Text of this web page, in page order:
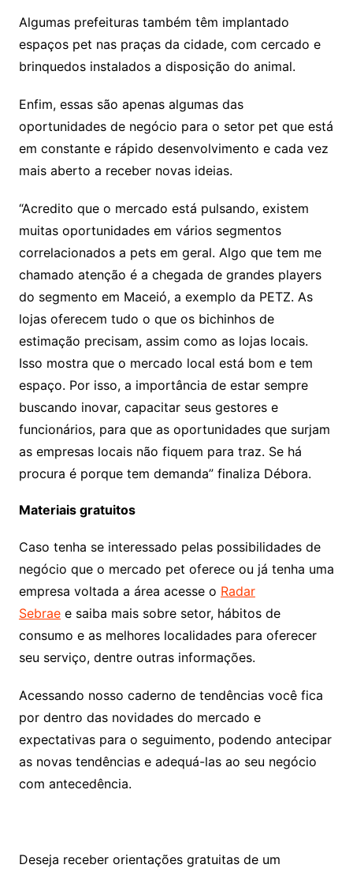
Algumas prefeituras também têm implantado
espaços pet nas praças da cidade, com cercado e
brinquedos instalados a disposição do animal.
Enfim, essas são apenas algumas das
oportunidades de negócio para o setor pet que está
em constante e rápido desenvolvimento e cada vez
mais aberto a receber novas ideias.
“Acredito que o mercado está pulsando, existem
muitas oportunidades em vários segmentos
correlacionados a pets em geral. Algo que tem me
chamado atenção é a chegada de grandes players
do segmento em Maceió, a exemplo da PETZ. As
lojas oferecem tudo o que os bichinhos de
estimação precisam, assim como as lojas locais.
Isso mostra que o mercado local está bom e tem
espaço. Por isso, a importância de estar sempre
buscando inovar, capacitar seus gestores e
funcionários, para que as oportunidades que surjam
as empresas locais não fiquem para traz. Se há
procura é porque tem demanda” finaliza Débora.
Materiais gratuitos
Caso tenha se interessado pelas possibilidades de
negócio que o mercado pet oferece ou já tenha uma
empresa voltada a área acesse o Radar
Sebraee saiba mais sobre setor, hábitos de
consumo e as melhores localidades para oferecer
seu serviço, dentre outras informações.
Acessando nosso caderno de tendências você fica
por dentro das novidades do mercado e
expectativas para o seguimento, podendo antecipar
as novas tendências e adequá-las ao seu negócio
com antecedência.
Deseja receber orientações gratuitas de um